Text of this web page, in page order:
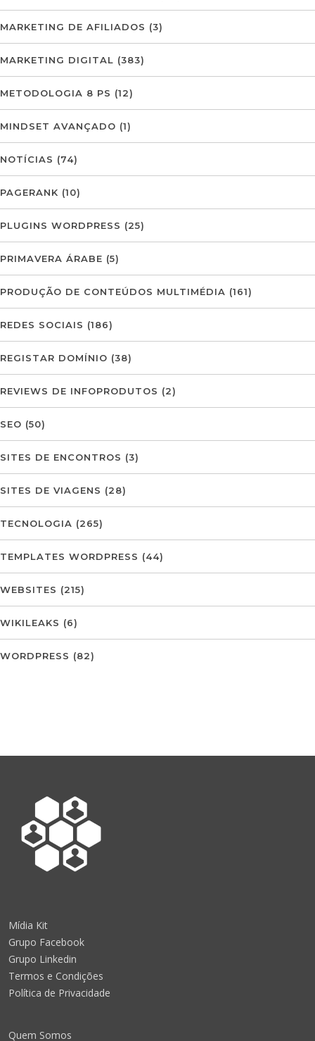
MARKETING DE AFILIADOS (3)
MARKETING DIGITAL (383)
METODOLOGIA 8 PS (12)
MINDSET AVANÇADO (1)
NOTÍCIAS (74)
PAGERANK (10)
PLUGINS WORDPRESS (25)
PRIMAVERA ÁRABE (5)
PRODUÇÃO DE CONTEÚDOS MULTIMÉDIA (161)
REDES SOCIAIS (186)
REGISTAR DOMÍNIO (38)
REVIEWS DE INFOPRODUTOS (2)
SEO (50)
SITES DE ENCONTROS (3)
SITES DE VIAGENS (28)
TECNOLOGIA (265)
TEMPLATES WORDPRESS (44)
WEBSITES (215)
WIKILEAKS (6)
WORDPRESS (82)
Mídia Kit
Grupo Facebook
Grupo Linkedin
Termos e Condições
Política de Privacidade
Quem Somos